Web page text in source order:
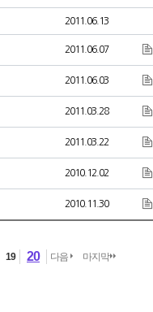
2011.06.13
2011.06.07
2011.06.03
2011.03.28
2011.03.22
2010.12.02
2010.11.30
19 20 다음 마지막